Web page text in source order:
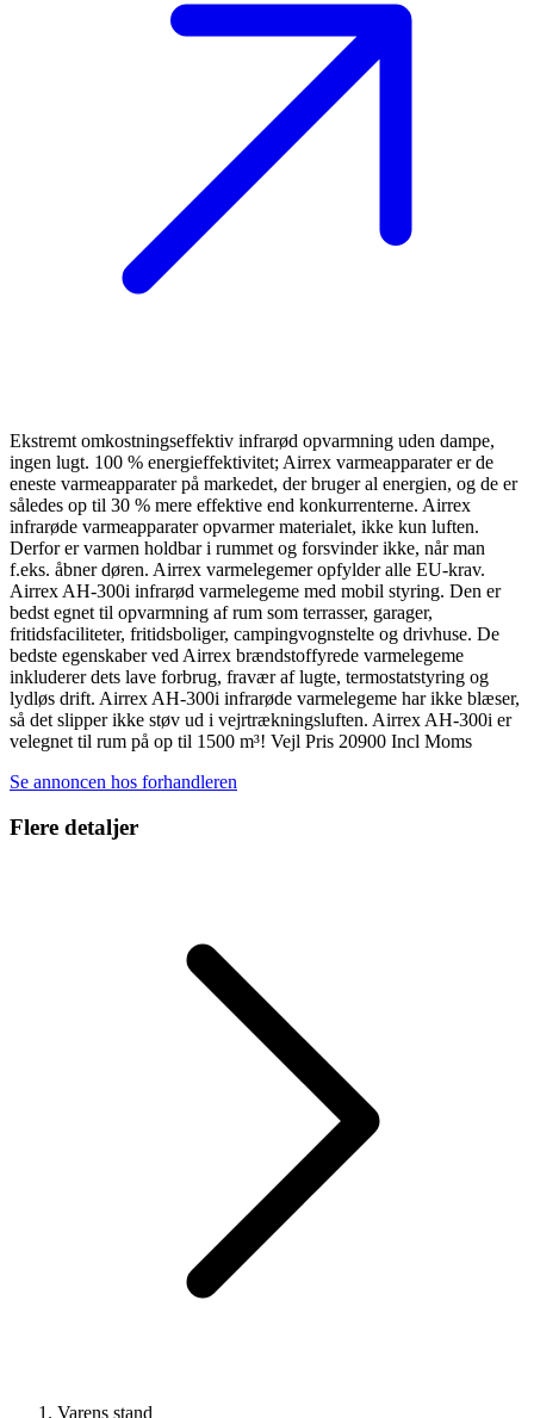
Ekstremt omkostningseffektiv infrarød opvarmning uden dampe,
ingen lugt. 100 % energieffektivitet; Airrex varmeapparater er de
eneste varmeapparater på markedet, der bruger al energien, og de er
således op til 30 % mere effektive end konkurrenterne. Airrex
infrarøde varmeapparater opvarmer materialet, ikke kun luften.
Derfor er varmen holdbar i rummet og forsvinder ikke, når man
f.eks. åbner døren. Airrex varmelegemer opfylder alle EU-krav.
Airrex AH-300i infrarød varmelegeme med mobil styring. Den er
bedst egnet til opvarmning af rum som terrasser, garager,
fritidsfaciliteter, fritidsboliger, campingvognstelte og drivhuse. De
bedste egenskaber ved Airrex brændstoffyrede varmelegeme
inkluderer dets lave forbrug, fravær af lugte, termostatstyring og
lydløs drift. Airrex AH-300i infrarøde varmelegeme har ikke blæser,
så det slipper ikke støv ud i vejrtrækningsluften. Airrex AH-300i er
velegnet til rum på op til 1500 m³! Vejl Pris 20900 Incl Moms
Se annoncen hos forhandleren
Flere detaljer
Varens stand